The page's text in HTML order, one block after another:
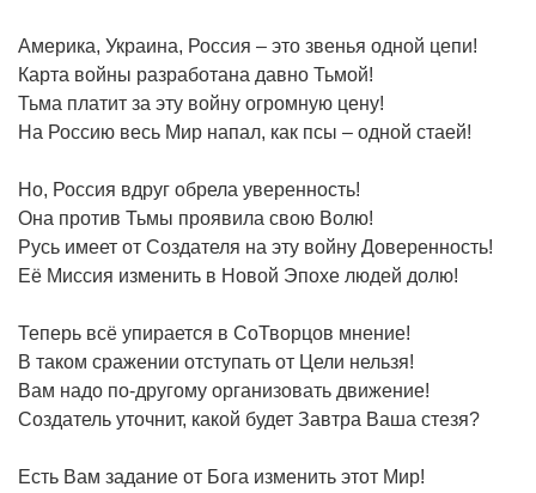
Америка, Украина, Россия – это звенья одной цепи!
Карта войны разработана давно Тьмой!
Тьма платит за эту войну огромную цену!
На Россию весь Мир напал, как псы – одной стаей!
Но, Россия вдруг обрела уверенность!
Она против Тьмы проявила свою Волю!
Русь имеет от Создателя на эту войну Доверенность!
Её Миссия изменить в Новой Эпохе людей долю!
Теперь всё упирается в СоТворцов мнение!
В таком сражении отступать от Цели нельзя!
Вам надо по-другому организовать движение!
Создатель уточнит, какой будет Завтра Ваша стезя?
Есть Вам задание от Бога изменить этот Мир!